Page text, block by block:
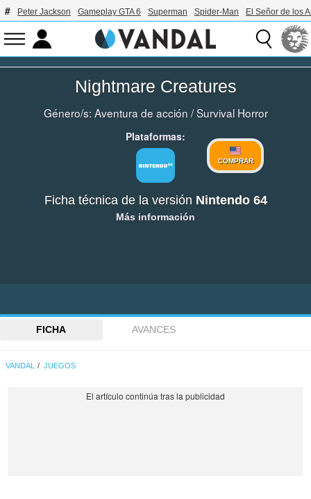
Peter Jackson Gameplay GTA 6 Superman Spider-Man El Señor de los
Nightmare Creatures
Género/s: Aventura de acción /Survival Horror
Plataformas:
COMPRAR
Ficha técnica de la versión Nintendo 64
Más información
FICHA AVANCES
VANDAL JUEGOS